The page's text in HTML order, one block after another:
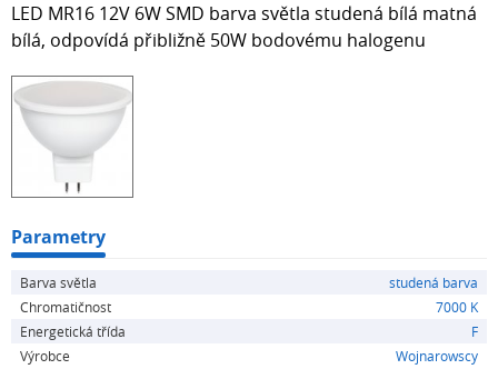
LED MR16 12V 6W SMD barva světla studená bílá matná
bílá, odpovídá přibližně 50W bodovému halogenu
Parametry
Barva světla
studená barva
Chromatičnost
7000 K
Energetická třída
F
Výrobce
Wojnarowscy